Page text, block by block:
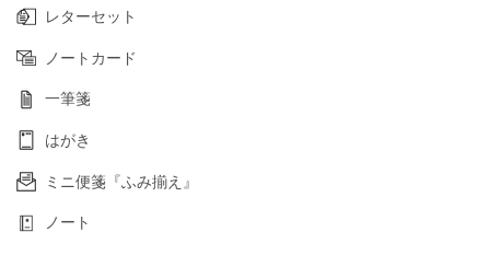
レターセット
ノートカード
一筆箋
はがき
ミニ便箋『ふみ揃え』
ノート